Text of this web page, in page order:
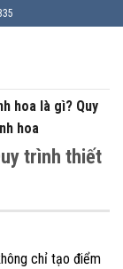
hoa là gì? Quy
hoa
trình thiết
chỉ tạo điểm